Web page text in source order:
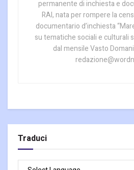
permanente di inchiesta e
RAI, nata per rompere la
documentario d’inchiesta
su tematiche sociali e culturali
dal mensile Vasto
Traduci